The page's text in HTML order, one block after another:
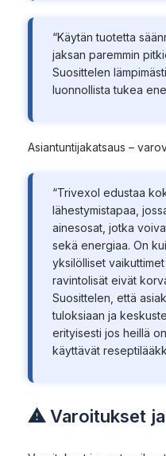
“Käytän tuotetta
jaksan paremmin
Suosittelen
luonnollista tukea
Asiantuntijakatsaus –
“Trivexol edustaa
lähestymistapaa,
ainesosat, jotka
sekä energiaa. On
yksilölliset
ravintolisät eivät
Suosittelen, että
tuloksiaan ja
erityisesti jos heillä
käyttävät
⚠ Varoitukset